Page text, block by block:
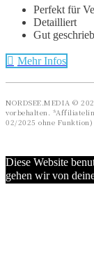
Perfekt für
Detailliert
Gut
Mehr Infos
NORDSEE.MEDIA ©
vorbehalten.
02/2025 ohne Funktion)
Diese Website
gehen wir von